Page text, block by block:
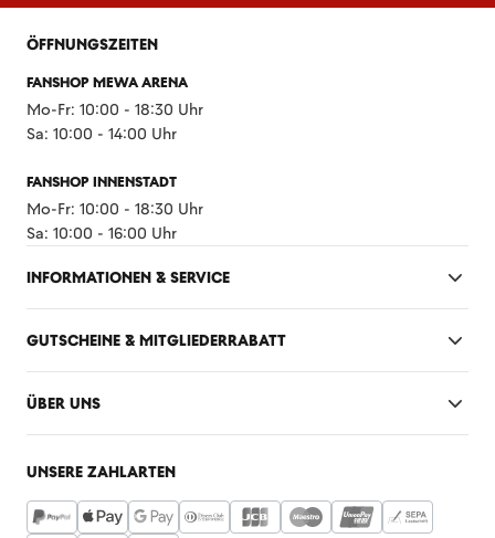
ÖFFNUNGSZEITEN
FANSHOP MEWA ARENA
Mo-Fr: 10:00 - 18:30 Uhr
Sa: 10:00 - 14:00 Uhr
FANSHOP INNENSTADT
Mo-Fr: 10:00 - 18:30 Uhr
Sa: 10:00 - 16:00 Uhr
INFORMATIONEN & SERVICE
GUTSCHEINE & MITGLIEDERRABATT
ÜBER UNS
UNSERE ZAHLARTEN